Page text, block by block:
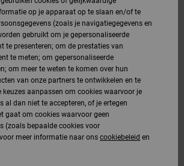
op je apparaat op te slaan en/of te
(zoals je navigatiegegevens en
gebruikt om je gepersonaliseerde
te presenteren; om de prestaties van
te meten; om gepersonaliseerde
om meer te weten te komen over hun
van onze partners te ontwikkelen en te
keuzes aanpassen om cookies waarvoor je
al dan niet te accepteren, of je ertegen
gaat om cookies waarvoor geen
(zoals bepaalde cookies voor
meer informatie naar ons cookiebeleid en